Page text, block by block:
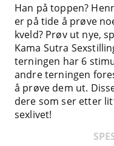
Han på toppen?
er på tide å prøve
kveld? Prøv ut nye,
Kama Sutra
terningen har 6
andre terningen
å prøve dem ut.
dere som ser etter
sexlivet!